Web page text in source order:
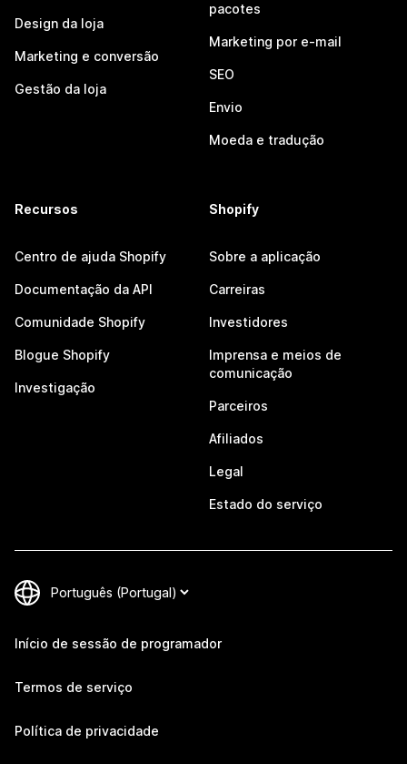
Design da loja
Marketing e conversão
Gestão da loja
pacotes
Marketing por e-mail
SEO
Envio
Moeda e tradução
Recursos
Centro de ajuda Shopify
Documentação da API
Comunidade Shopify
Blogue Shopify
Investigação
Shopify
Sobre a aplicação
Carreiras
Investidores
Imprensa e meios de
comunicação
Parceiros
Afiliados
Legal
Estado do serviço
Início de sessão de programador
Termos de serviço
Política de privacidade